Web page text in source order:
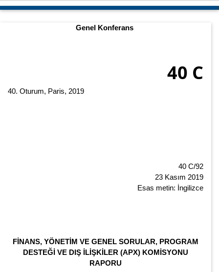
Genel Konferans
40 C
40. Oturum, Paris, 2019
40 C/92
23 Kasım 2019
Esas metin: İngilizce
FİNANS, YÖNETİM VE GENEL SORULAR, PROGRAM
DESTEĞİ VE DIŞ İLİŞKİLER (APX) KOMİSYONU
RAPORU